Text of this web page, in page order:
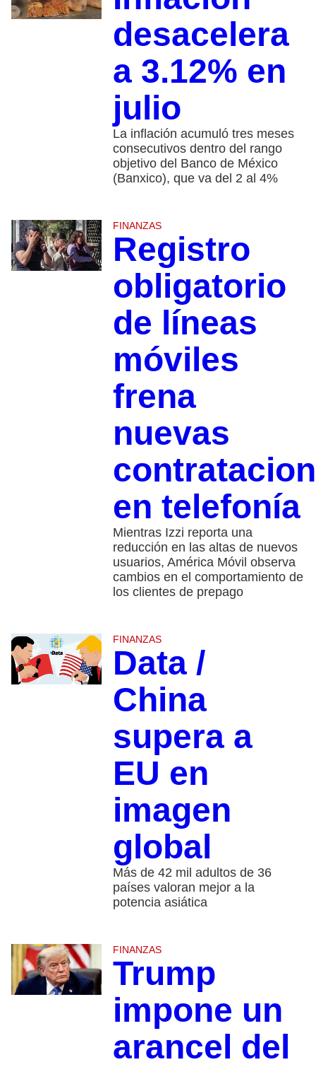
desacelera
a 3.12% en
julio
La inflación acumuló tres meses
consecutivos dentro del rango
objetivo del Banco de México
(Banxico), que va del 2 al 4%
FINANZAS
Registro
obligatorio
de líneas
móviles
frena
nuevas
en telefonía
Mientras Izzi reporta una
reducción en las altas de nuevos
usuarios, América Móvil observa
cambios en el comportamiento de
los clientes de prepago
FINANZAS
Data /
China
supera a
EU en
imagen
global
Más de 42 mil adultos de 36
países valoran mejor a la
potencia asiática
FINANZAS
Trump
impone un
arancel del